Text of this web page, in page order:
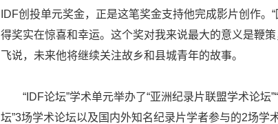
IDF创投单元奖金，正是这笔奖金支持他完成影片创作。
得奖实在惊喜和幸运。这个奖对我来说最大的意义是鞭
飞说，未来他将继续关注故乡和县城青年的故事。
“IDF论坛”学术单元举办了“亚洲纪录片联盟学术论坛
坛”3场学术论坛以及国内外知名纪录片学者参与的2场学